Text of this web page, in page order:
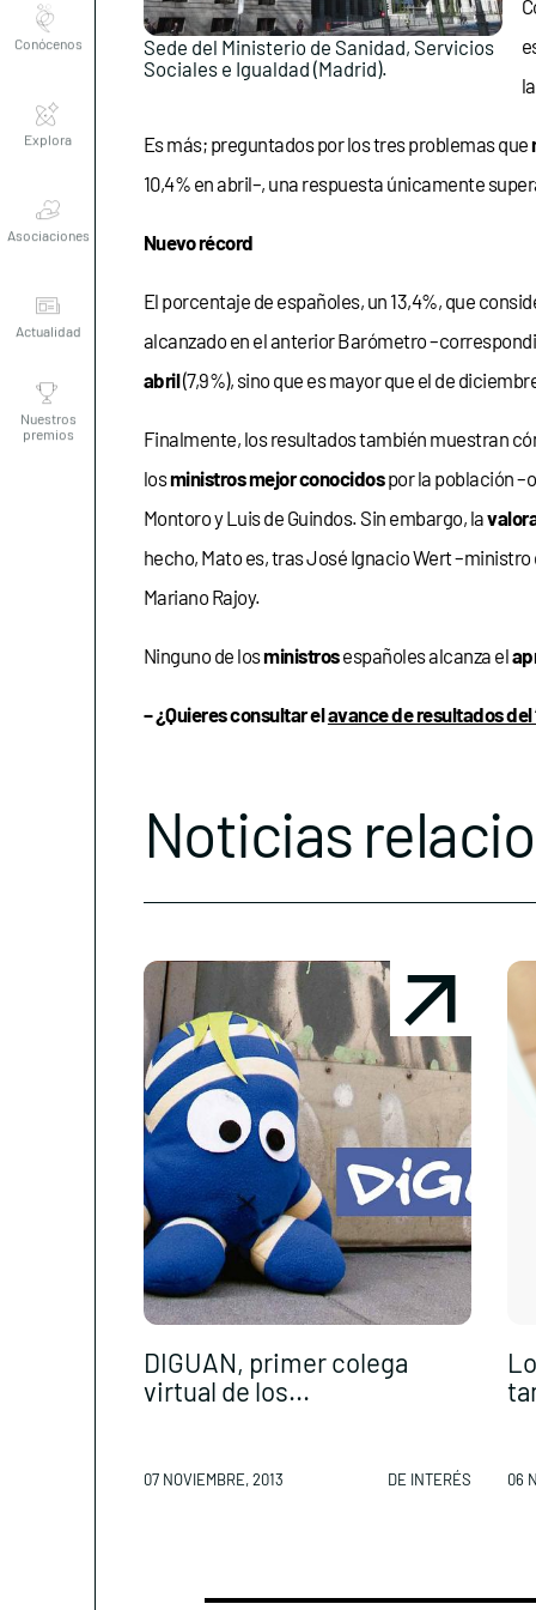
premios
Sede del Ministerio de Sanidad, Servicios
Sociales e Igualdad (Madrid).
la
Es más; preguntados por los tres problemas que
10,4% en abril–, una respuesta únicamente
Nuevo récord
El porcentaje de españoles, un 13,4%, que
alcanzado en el anterior Barómetro
abril(7,9%), sino que es mayor que el de
Finalmente, los resultados también muestran
losministros mejor conocidospor la población
Montoro y Luis de Guindos. Sin embargo, la
hecho, Mato es, tras José Ignacio Wert
Mariano Rajoy.
Ninguno de losministrosespañoles alcanza el
– ¿Quieres consultar elavance de resultados del
Noticias
DIGUAN, primer colega
virtual de los...
07 NOVIEMBRE, 2013 DE INTERÉS 06